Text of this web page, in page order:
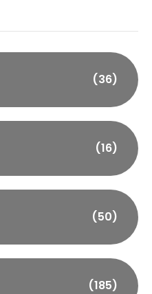
(36)
(16)
(50)
(185)